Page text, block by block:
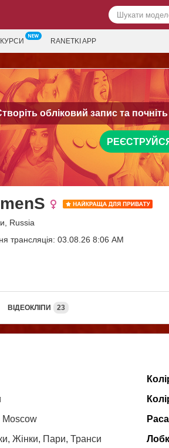
RANETKI APP
обліковий запис та
Russia
трансляція: 03.08.26 8:06 AM
ВІДЕОКЛІПИ 23
Moscow
Жiнки, Пари, Транси